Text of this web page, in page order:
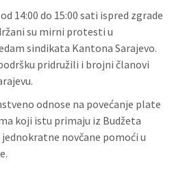
14:00 do 15:00 sati ispred zgrade
su mirni protesti u
sindikata Kantona Sarajevo.
pridružili i brojni članovi
odnose na povećanje plate
koji istu primaju iz Budžeta
novčane pomoći u